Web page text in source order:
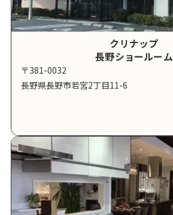
クリナップ
長野ショールーム
〒381-0032
長野県長野市若宮2丁目11-6